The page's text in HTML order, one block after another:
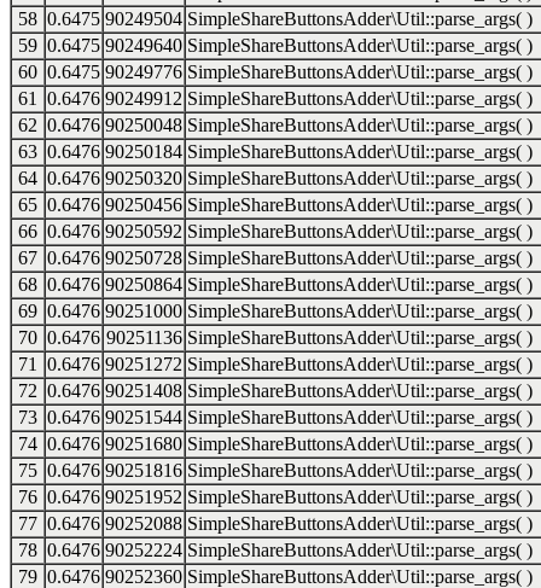
58 0.6475 90249504 SimpleShareButtonsAdder\Util::parse_args( )
59 0.6475 90249640 SimpleShareButtonsAdder\Util::parse_args( )
60 0.6475 90249776 SimpleShareButtonsAdder\Util::parse_args( )
61
0.6476 90249912 SimpleShareButtonsAdder\Util::parse_args( )
62 0.6476 90250048 SimpleShareButtonsAdder\Util::parse_args( )
63 0.6476 90250184 SimpleShareButtonsAdder\Util::parse_args( )
64 0.6476 90250320 SimpleShareButtonsAdder\Util::parse_args( )
65 0.6476 90250456 SimpleShareButtonsAdder\Util::parse_args( )
66 0.6476 90250592 SimpleShareButtonsAdder\Util::parse_args( )
67 0.6476 90250728 SimpleShareButtonsAdder\Util::parse_args( )
68 0.6476 90250864 SimpleShareButtonsAdder\Util::parse_args( )
69 0.6476 90251000 SimpleShareButtonsAdder\Util::parse_args( )
70 0.6476 90251136 SimpleShareButtonsAdder\Util::parse_args( )
71
0.6476 90251272 SimpleShareButtonsAdder\Util::parse_args( )
72 0.6476 90251408 SimpleShareButtonsAdder\Util::parse_args( )
73 0.6476 90251544 SimpleShareButtonsAdder\Util::parse_args( )
74 0.6476 90251680 SimpleShareButtonsAdder\Util::parse_args( )
75 0.6476 90251816 SimpleShareButtonsAdder\Util::parse_args( )
76 0.6476 90251952 SimpleShareButtonsAdder\Util::parse_args( )
77 0.6476 90252088 SimpleShareButtonsAdder\Util::parse_args( )
78 0.6476 90252224 SimpleShareButtonsAdder\Util::parse_args( )
79 0.6476 90252360 SimpleShareButtonsAdder\Util::parse_args( )